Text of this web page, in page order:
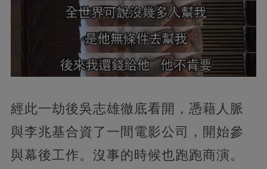
經此一劫後吳志雄徹底看開，憑藉人脈
與李兆基合資了一間電影公司，開始參
與幕後工作。沒事的時候也跑跑商演。